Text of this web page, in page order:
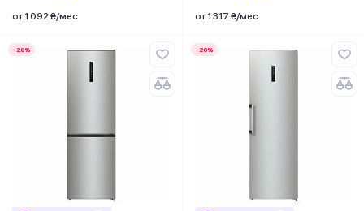
от 1 092 ₴/мес
от 1 317 ₴/мес
-20% -20%